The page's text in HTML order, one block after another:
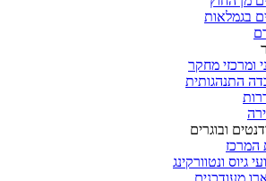
בגמלאות
ומרכזי מחקר
התנהגותית
ובוגרים
המרכז
גיוס ונטוורקינג
מעודכנים